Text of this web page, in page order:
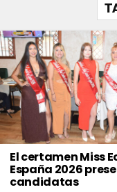
El certamen Miss
España 2026
candidatas